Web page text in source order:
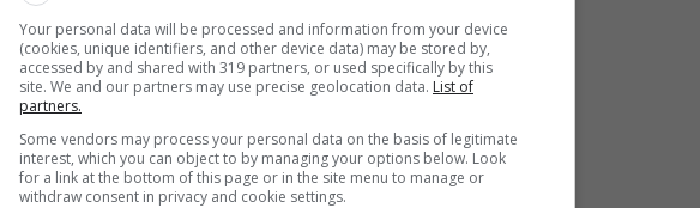
un essere umano”.
lo chef Alberto Naponi
Your personal data will be processed and information from your device
(cookies, unique identifiers, and other device data) may be stored by,
accessed by and shared with 319 partners, or used specifically by this
site. We and our partners may use precise geolocation data. List of
partners.
Some vendors may process your personal data on the basis of legitimate
interest, which you can object to by managing your options below. Look
for a link at the bottom of this page or in the site menu to manage or
withdraw consent in privacy and cookie settings.